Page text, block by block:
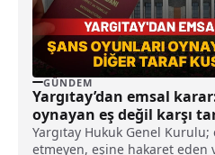
GÜNDEM
Yargıtay’dan emsal
oynayan eş değil karşı
kusurlu sayıldı
Yargıtay Hukuk Genel
etmeyen, eşine hakaret eden